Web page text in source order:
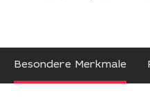
Besondere Merkmale